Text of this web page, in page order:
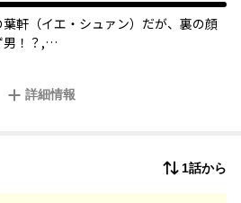
軒（イエ・シュァン）だが、裏の顔
！？,
ャンスがないと告げられる。,
詳細情報
1話から